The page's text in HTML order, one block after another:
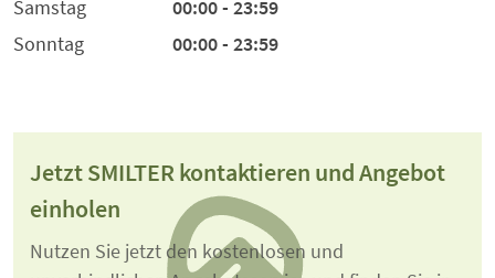
Samstag
00:00 - 23:59
Sonntag
00:00 - 23:59
Jetzt SMILTER kontaktieren und Angebot
einholen
Nutzen Sie jetzt den kostenlosen und